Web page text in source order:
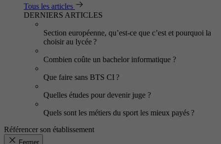
Tous les articles
DERNIERS ARTICLES
Section européenne, qu’est-ce que c’est et pourquoi la
choisir au lycée ?
Combien coûte un bachelor informatique ?
Que faire sans BTS CI ?
Quelles études pour devenir juge ?
Quels sont les métiers du sport les mieux payés ?
Référencer son établissement
Fermer